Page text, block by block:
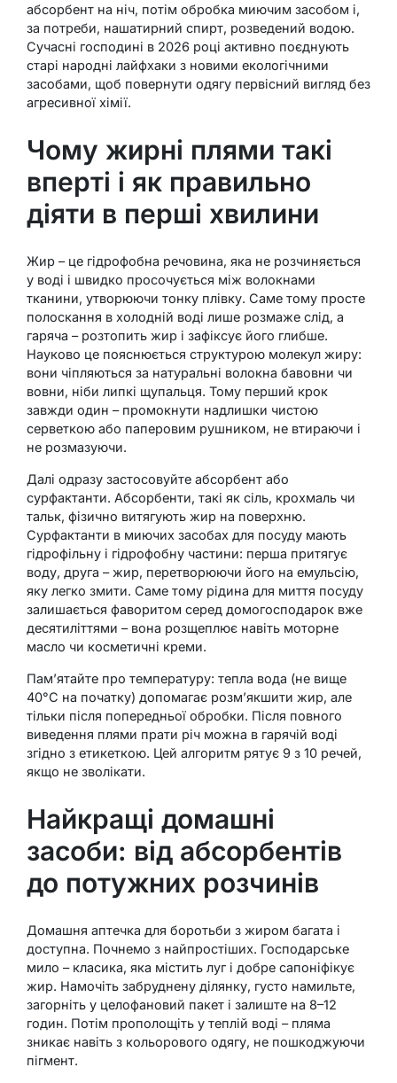
абсорбент на ніч, потім обробка миючим засобом і,
за потреби, нашатирний спирт, розведений водою.
Сучасні господині в 2026 році активно поєднують
старі народні лайфхаки з новими екологічними
засобами, щоб повернути одягу первісний вигляд без
агресивної хімії.
Чому жирні плями такі
вперті і як правильно
діяти в перші хвилини
Жир – це гідрофобна речовина, яка не розчиняється
у воді і швидко просочується між волокнами
тканини, утворюючи тонку плівку. Саме тому просте
полоскання в холодній воді лише розмаже слід, а
гаряча – розтопить жир і зафіксує його глибше.
Науково це пояснюється структурою молекул жиру:
вони чіпляються за натуральні волокна бавовни чи
вовни, ніби липкі щупальця. Тому перший крок
завжди один – промокнути надлишки чистою
серветкою або паперовим рушником, не втираючи і
не розмазуючи.
Далі одразу застосовуйте абсорбент або
сурфактанти. Абсорбенти, такі як сіль, крохмаль чи
тальк, фізично витягують жир на поверхню.
Сурфактанти в миючих засобах для посуду мають
гідрофільну і гідрофобну частини: перша притягує
воду, друга – жир, перетворюючи його на емульсію,
яку легко змити. Саме тому рідина для миття посуду
залишається фаворитом серед домогосподарок вже
десятиліттями – вона розщеплює навіть моторне
масло чи косметичні креми.
Пам’ятайте про температуру: тепла вода (не вище
40°C на початку) допомагає розм’якшити жир, але
тільки після попередньої обробки. Після повного
виведення плями прати річ можна в гарячій воді
згідно з етикеткою. Цей алгоритм рятує 9 з 10 речей,
якщо не зволікати.
Найкращі домашні
засоби: від абсорбентів
до потужних розчинів
Домашня аптечка для боротьби з жиром багата і
доступна. Почнемо з найпростіших. Господарське
мило – класика, яка містить луг і добре сапоніфікує
жир. Намочіть забруднену ділянку, густо намильте,
загорніть у целофановий пакет і залиште на 8–12
годин. Потім прополощіть у теплій воді – пляма
зникає навіть з кольорового одягу, не пошкоджуючи
пігмент.